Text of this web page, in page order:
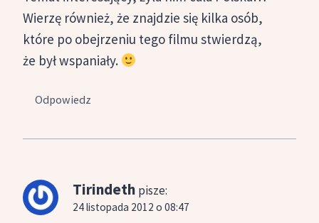
Wierzę również, że znajdzie się kilka osób,
które po obejrzeniu tego filmu stwierdzą,
że był wspaniały.
Odpowiedz
Tirindeth pisze:
24 listopada 2012 o 08:47